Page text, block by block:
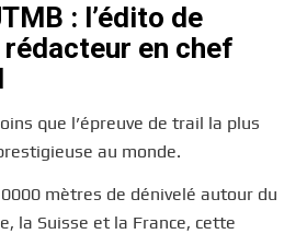
: l’édito de
en chef
que l’épreuve de trail la plus
au monde.
mètres de dénivelé autour du
la Suisse et la France, cette